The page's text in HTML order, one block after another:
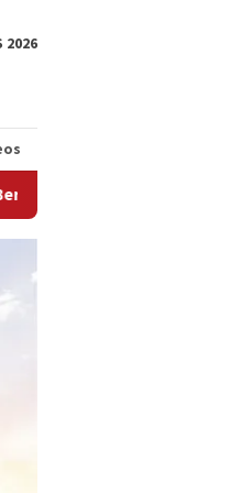
2026
Penguatan Infrastruktur